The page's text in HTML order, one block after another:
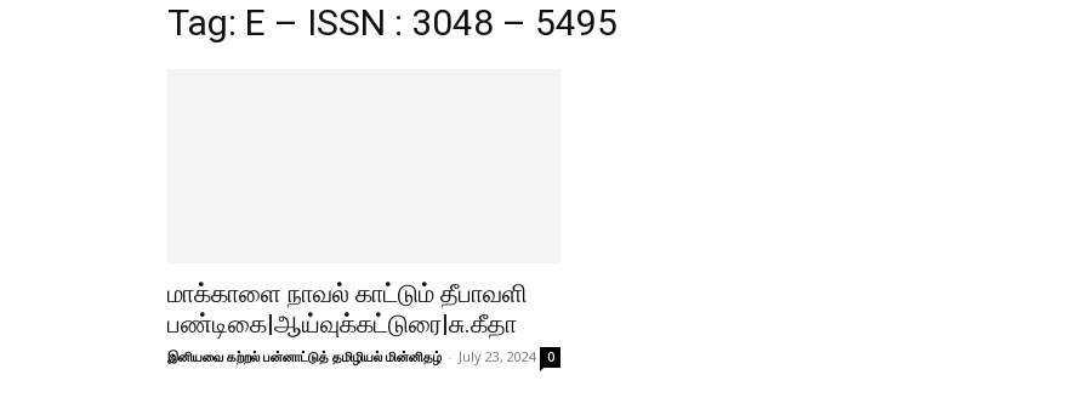
Tag: E – ISSN : 3048 – 5495
மாக்காளை நாவல் காட்டும் தீபாவளி
பண்டிகை|ஆய்வுக்கட்டுரை|சு.கீதா
இனியவை கற்றல் பன்னாட்டுத் தமிழியல் மின்னிதழ் - July 23, 2024 0